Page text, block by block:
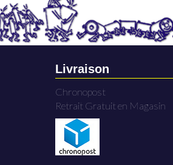
Livraison
Chronopost
Retrait Gratuit en Magasin